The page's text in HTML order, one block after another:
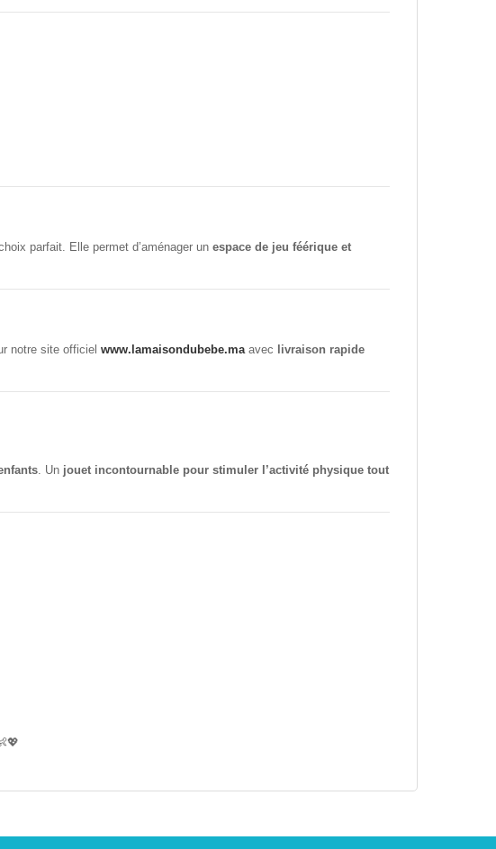
parfait. Elle permet d’aménager un espace de jeu féérique et
notre site officiel www.lamaisondubebe.ma avec
livraison rapide
. Un jouet incontournable pour stimuler l’activité physique tout